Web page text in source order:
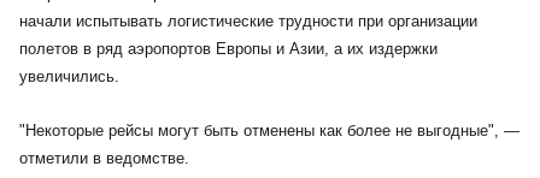
начали испытывать логистические трудности при организации
полетов в ряд аэропортов Европы и Азии, а их издержки
увеличились.
"Некоторые рейсы могут быть отменены как более не выгодные", —
отметили в ведомстве.